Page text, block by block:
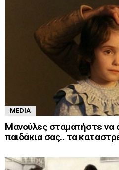
MEDIA
Mανούλες σταματήστε να
παιδάκια σας.. τα